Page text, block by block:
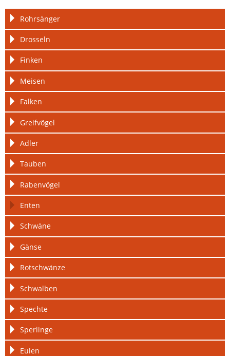
Navigation
überspringen
Rohrsänger
Drosseln
Finken
Meisen
Falken
Greifvögel
Adler
Tauben
Rabenvögel
Enten
Schwäne
Gänse
Rotschwänze
Schwalben
Spechte
Sperlinge
Eulen